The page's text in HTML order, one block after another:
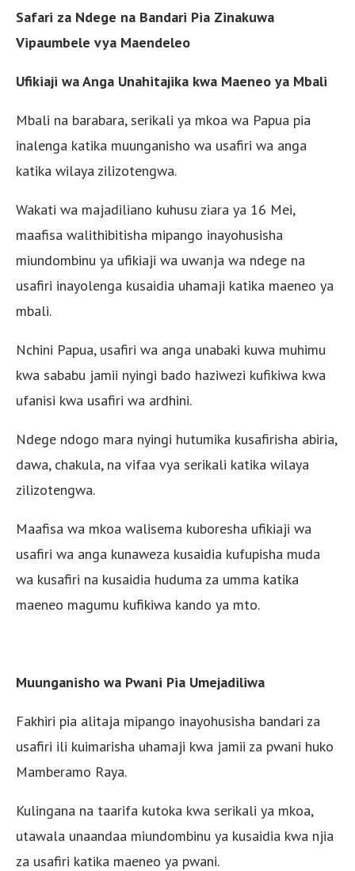
Safari za Ndege na Bandari Pia Zinakuwa
Vipaumbele vya Maendeleo
Ufikiaji wa Anga Unahitajika kwa Maeneo ya Mbali
Mbali na barabara, serikali ya mkoa wa Papua pia
inalenga katika muunganisho wa usafiri wa anga
katika wilaya zilizotengwa.
Wakati wa majadiliano kuhusu ziara ya 16 Mei,
maafisa walithibitisha mipango inayohusisha
miundombinu ya ufikiaji wa uwanja wa ndege na
usafiri inayolenga kusaidia uhamaji katika maeneo ya
mbali.
Nchini Papua, usafiri wa anga unabaki kuwa muhimu
kwa sababu jamii nyingi bado haziwezi kufikiwa kwa
ufanisi kwa usafiri wa ardhini.
Ndege ndogo mara nyingi hutumika kusafirisha abiria,
dawa, chakula, na vifaa vya serikali katika wilaya
zilizotengwa.
Maafisa wa mkoa walisema kuboresha ufikiaji wa
usafiri wa anga kunaweza kusaidia kufupisha muda
wa kusafiri na kusaidia huduma za umma katika
maeneo magumu kufikiwa kando ya mto.
Muunganisho wa Pwani Pia Umejadiliwa
Fakhiri pia alitaja mipango inayohusisha bandari za
usafiri ili kuimarisha uhamaji kwa jamii za pwani huko
Mamberamo Raya.
Kulingana na taarifa kutoka kwa serikali ya mkoa,
utawala unaandaa miundombinu ya kusaidia kwa njia
za usafiri katika maeneo ya pwani.